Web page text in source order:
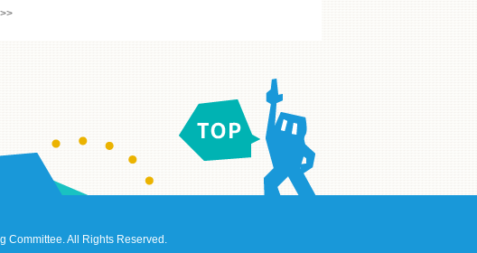
Committee. All Rights Reserved.